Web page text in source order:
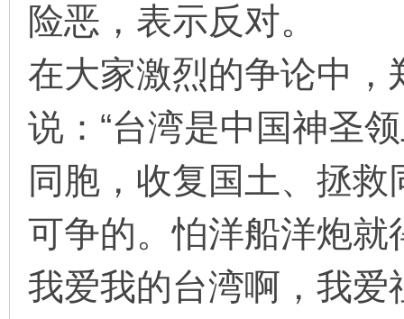
险恶，表示反对。
在大家激烈的争论中
说：“台湾是中国神圣
同胞，收复国土、拯
可争的。怕洋船洋炮就
我爱我的台湾啊，我